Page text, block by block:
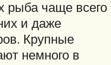
рыба чаще всего
и даже
Крупные
немного в